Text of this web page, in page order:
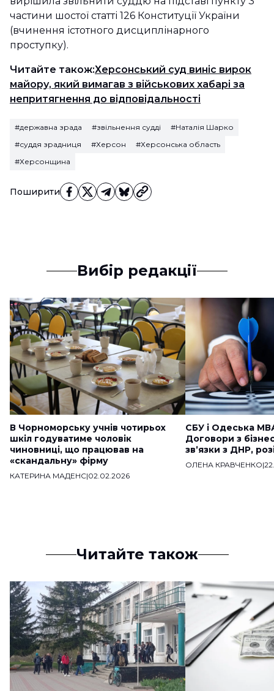
Поширити
частини шостої статті 126 Конституції України
(вчинення істотного дисциплінарного
проступку).
Читайте також:Херсонський суд виніс вирок
майору, який вимагав з військових хабарі за
непритягнення до відповідальності
#державна зрада #звільнення судді
#Наталія Шарко
#суддя зрадниця
#Херсон
#Херсонська область
#Херсонщина
Вибір редакції
В Чорноморську учнів чотирьох
шкіл годуватиме чоловік
чиновниці, що працював на
«скандальну» фірму
КАТЕРИНА МАДЕНС|02.02.2026
СБУ і Одеська
Договори з
звʼязки з ДНР,
ОЛЕНА КРАВЧЕНКО|
Читайте також